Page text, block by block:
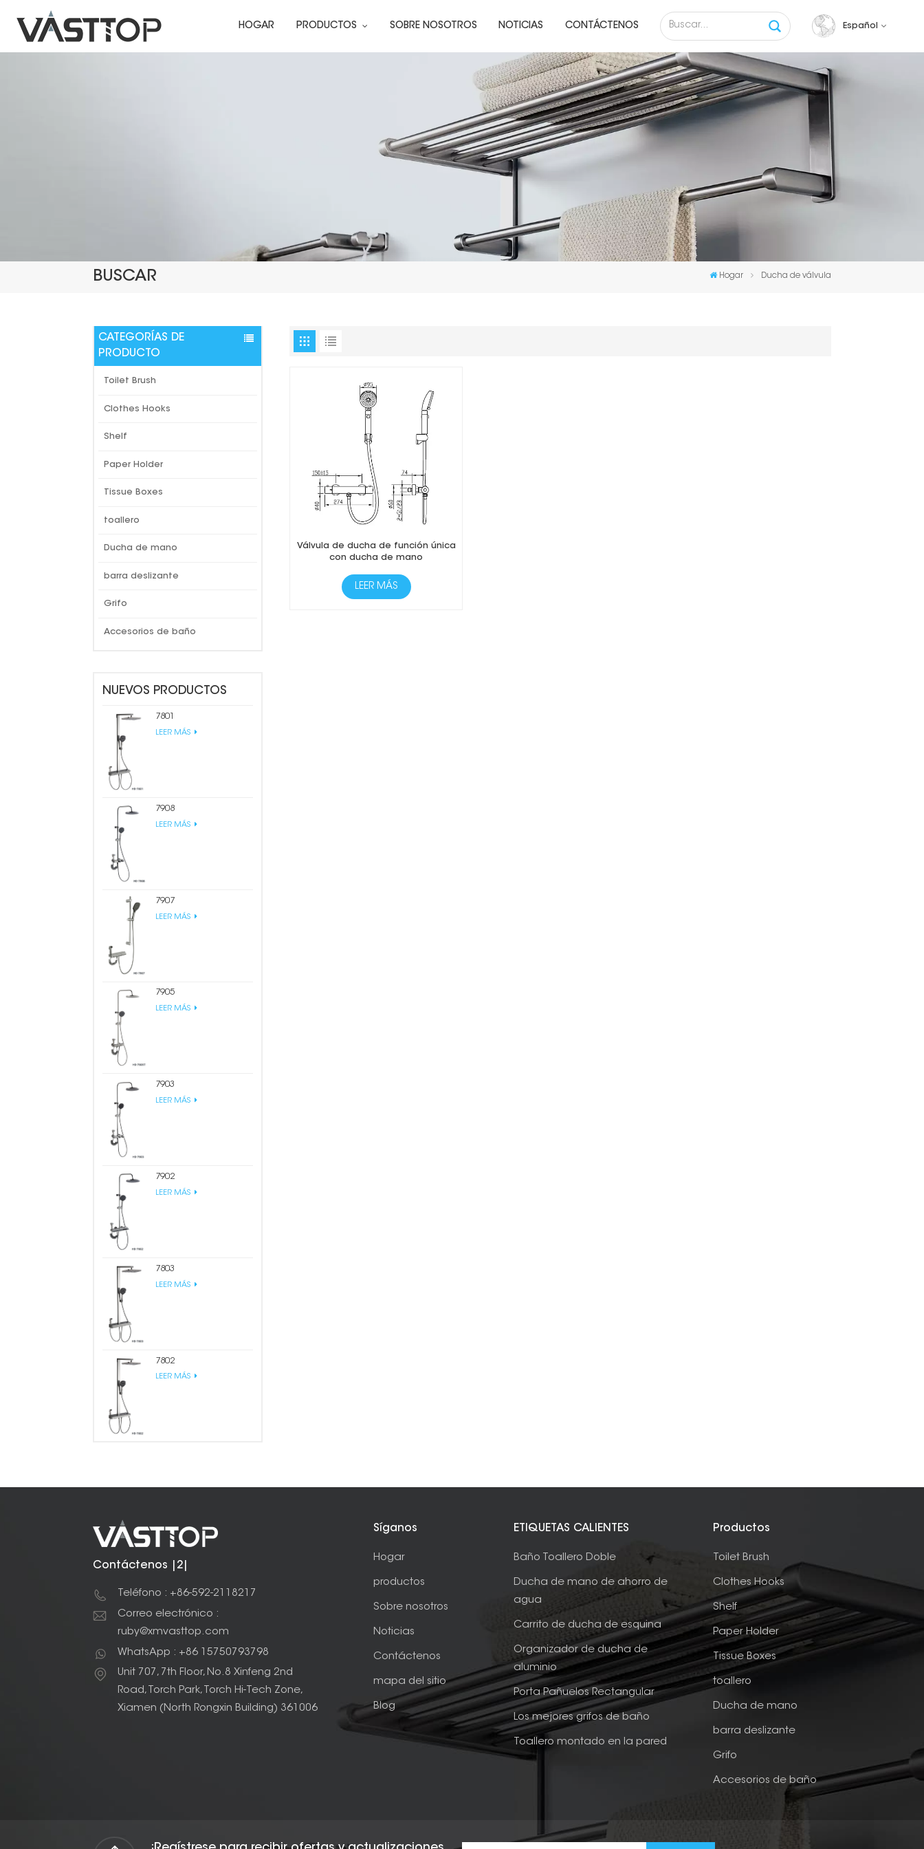
HOGAR PRODUCTOS SOBRE NOSOTROS NOTICIAS CONTÁCTENOS Español
English
français
русский
español
BUSCAR Hogar Ducha de válvula
CATEGORÍAS DE
PRODUCTO
Toilet Brush
Clothes Hooks
Shelf
Paper Holder
Tissue Boxes
toallero
Ducha de mano
barra deslizante
Grifo
Accesorios de baño
NUEVOS PRODUCTOS
7801
LEER MÁS
7908
LEER MÁS
7907
LEER MÁS
7905
LEER MÁS
7903
LEER MÁS
7902
LEER MÁS
7803
LEER MÁS
7802
LEER MÁS
Válvula de ducha de función única
con ducha de mano
LEER MÁS
Contáctenos |2|
Teléfono : +86-592-2118217
Correo electrónico :
ruby@xmvasttop.com
WhatsApp : +86 15750793798
Unit 707, 7th Floor, No.8 Xinfeng 2nd
Road, Torch Park, Torch Hi-Tech Zone,
Xiamen (North Rongxin Building) 361006
Síganos
Hogar
productos
Sobre nosotros
Noticias
Contáctenos
mapa del sitio
Blog
ETIQUETAS CALIENTES
Baño Toallero Doble
Ducha de mano de ahorro de
agua
Carrito de ducha de esquina
Organizador de ducha de
aluminio
Porta Pañuelos Rectangular
Los mejores grifos de baño
Toallero montado en la pared
Productos
Toilet Brush
Clothes Hooks
Shelf
Paper Holder
Tissue Boxes
toallero
Ducha de mano
barra deslizante
Grifo
Accesorios de baño